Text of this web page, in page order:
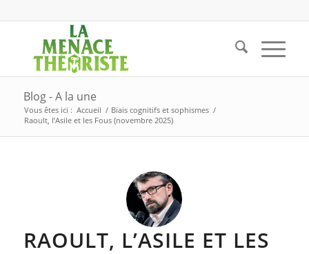
Blog - A la une
Vous êtes ici : Accueil / Biais cognitifs et sophismes /
Raoult, l’Asile et les Fous (novembre 2025)
RAOULT, L’ASILE ET LES